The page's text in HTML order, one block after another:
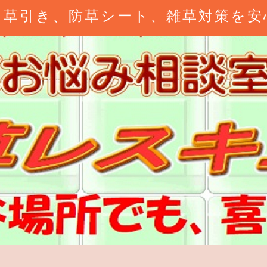
引き、防草シート、雑草対策を